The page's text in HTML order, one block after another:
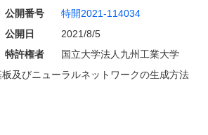
公開番号 特開2021-114034
公開日
2021/8/5
特許権者 国立大学法人九州工業大学
及びニューラルネットワークの生成方法